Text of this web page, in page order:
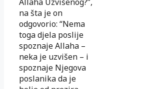
na šta je on
odgovorio: “Nema
toga djela poslije
spoznaje Allaha –
neka je uzvišen – i
spoznaje Njegova
poslanika da je